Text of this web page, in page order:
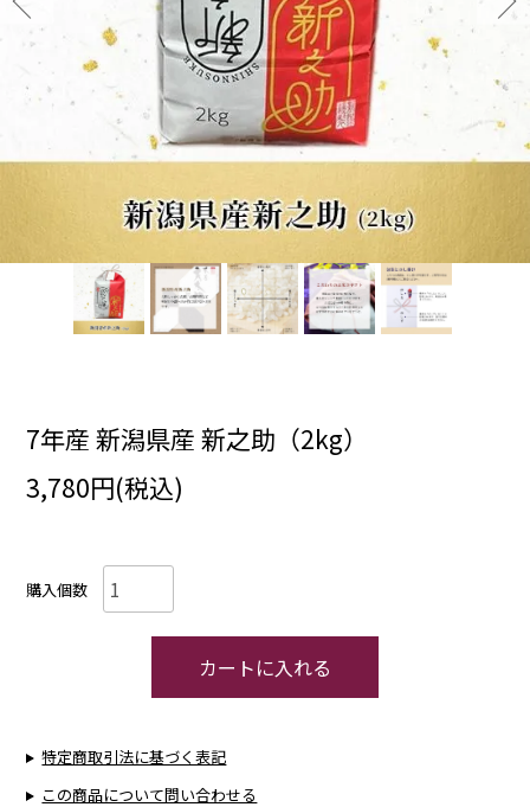
7年産 新潟県産 新之助（2kg）
3,780円(税込)
購入個数
カートに入れる
特定商取引法に基づく表記
この商品について問い合わせる